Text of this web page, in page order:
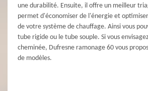
une durabilité. Ensuite, il offre un meilleur
permet d'économiser de l'énergie et
de votre système de chauffage. Ainsi vous
tube rigide ou le tube souple. Si vous
cheminée, Dufresne ramonage 60 vous
de modèles.